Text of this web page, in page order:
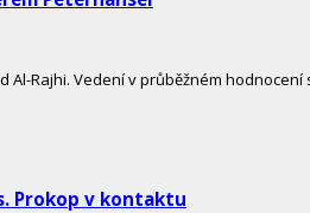
Rajhi. Vedení v průběžném
Prokop v kontaktu